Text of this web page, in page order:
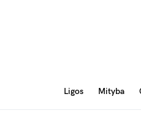
Ligos Mityba